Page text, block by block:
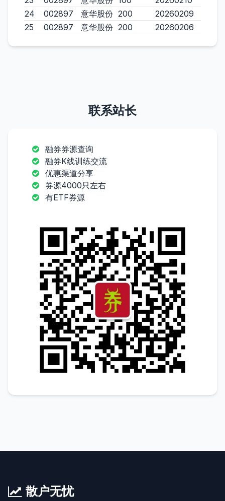
24
002897 意华股份 200
20260209
25
002897 意华股份 200 20260206
联系站长
融券券源查询
融券K线训练交流
优惠渠道分享
券源4000只左右
有ETF券源
散户无忧